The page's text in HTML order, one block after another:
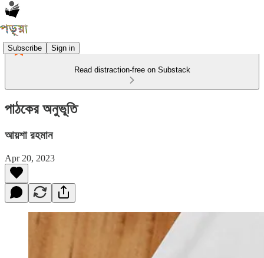
Subscribe Sign in
Read distraction-free on Substack
পাঠকের অনুভূতি
আয়শা রহমান
Apr 20, 2023